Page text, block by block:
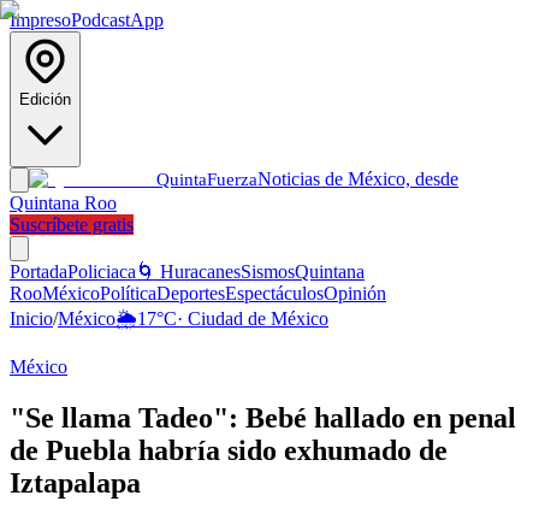
ImpresoPodcastApp
Edición
QuintaFuerzaNoticias de México, desde
Quintana Roo
Suscríbete gratis
PortadaPoliciaca 🌀 HuracanesSismosQuintana
RooMéxicoPolíticaDeportesEspectáculosOpinión
Inicio/México🌦️17°C· Ciudad de México
México
"Se llama Tadeo": Bebé hallado en penal
de Puebla habría sido exhumado de
Iztapalapa